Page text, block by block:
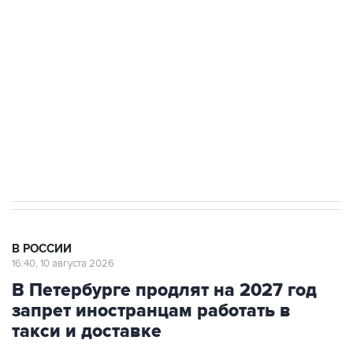
В РОССИИ
16:40, 10 августа 2026
В Петербурге продлят на 2027 год
запрет иностранцам работать в
такси и доставке